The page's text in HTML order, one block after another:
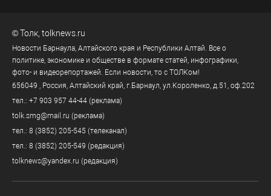
©Толк tolknews.ru
Новости Барнаула, Алтайского края и Республики Алтай. Все о
политике, экономике и обществе в формате статей, инфографики,
фото- и видеорепортажей. Если новости, то с ТОЛКом!
656049
, Россия, Алтайский край, г. Барнаул ул.Короленко, д.51, оф.202
тел.: +7 903 957 44-44 (реклама)
tolk.smg@mail.ru (реклама)
тел.: 8 (3852) 205-545 (телеканал)
тел.: 8 (3852) 205-549 (редакция)
tolknews@yandex.ru (редакция)